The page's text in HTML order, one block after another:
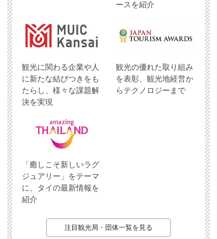
ースを紹介
観光に関わる企業や人
に新たな結びつきをも
たらし、様々な課題解
決を実現
観光の優れた取り組み
を表彰、観光地経営か
らテクノロジーまで
「癒しこそ新しいラグ
ジュアリー」をテーマ
に、タイの最新情報を
紹介
注目観光局・団体一覧を見る